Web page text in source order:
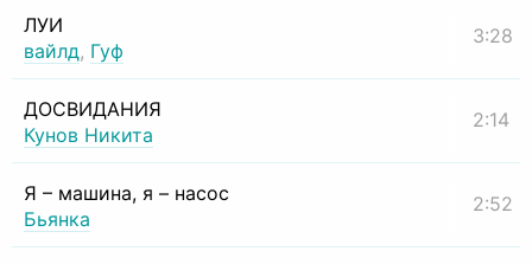
ЛУИ
вайлд, Гуф
3:28
ДОСВИДАНИЯ
Кунов Никита
2:14
Я – машина, я – насос
Бьянка
2:52